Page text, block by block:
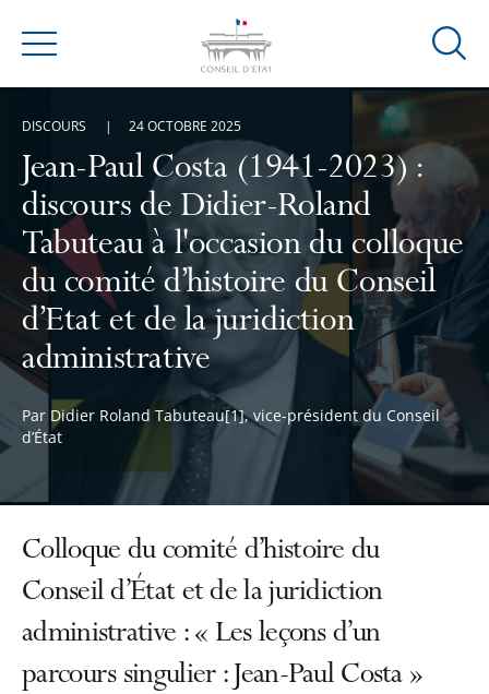
Menu
Ouvrir
Jean-Paul Costa (1941-2023) :
discours de Didier-Roland
Tabuteau à l'occasion du colloque
du comité d’histoire du Conseil
d’Etat et de la juridiction
administrative
Par Didier Roland Tabuteau[1], vice-président du Conseil
d’État
DISCOURS 24 OCTOBRE 2025
Colloque du comité d’histoire du
Conseil d’État et de la juridiction
administrative : « Les leçons d’un
parcours singulier : Jean-Paul Costa »